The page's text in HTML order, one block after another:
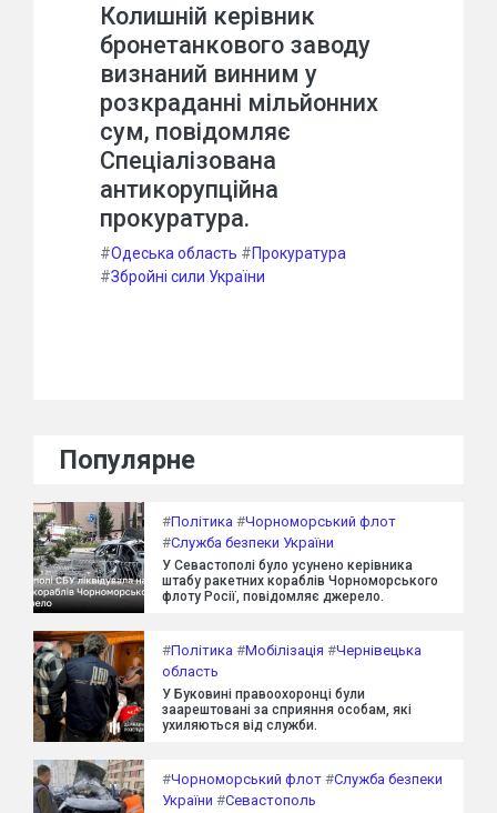
Колишній керівник
бронетанкового заводу
визнаний винним у
розкраданні мільйонних
сум, повідомляє
Спеціалізована
антикорупційна
прокуратура.
#Одеська область #Прокуратура
#Збройні сили України
Популярне
#Політика #Чорноморський флот
#Служба безпеки України
У Севастополі було усунено керівника
штабу ракетних кораблів Чорноморського
флоту Росії, повідомляє джерело.
#Політика #Мобілізація #Чернівецька
область
У Буковині правоохоронці були
заарештовані за сприяння особам, які
ухиляються від служби.
#Чорноморський флот #Служба безпеки
України #Севастополь